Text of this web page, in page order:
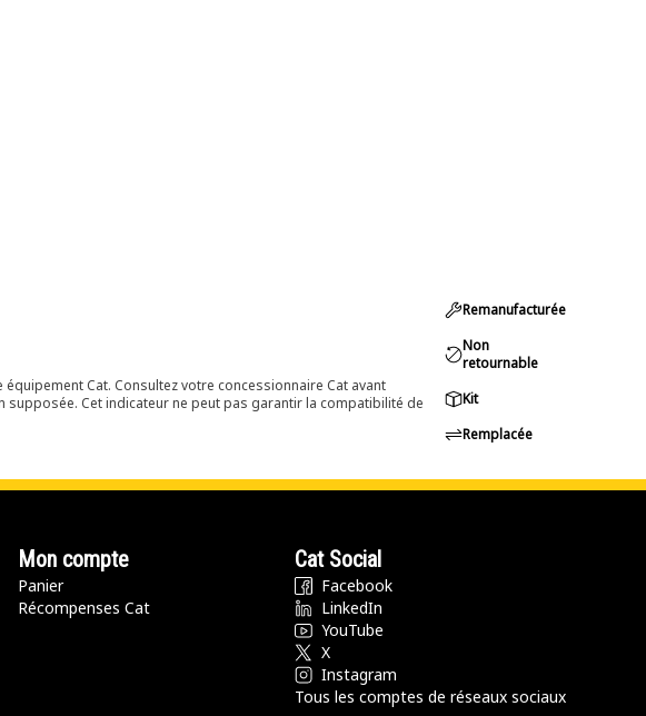
Cat. Consultez votre concessionnaire Cat avant
Cet indicateur ne peut pas garantir la compatibilité de
Remanufacturée
Non
retournable
Kit
Remplacée
Mon compte
Panier
Récompenses Cat
Cat Social
Facebook
LinkedIn
YouTube
X
Instagram
Tous les comptes de réseaux sociaux